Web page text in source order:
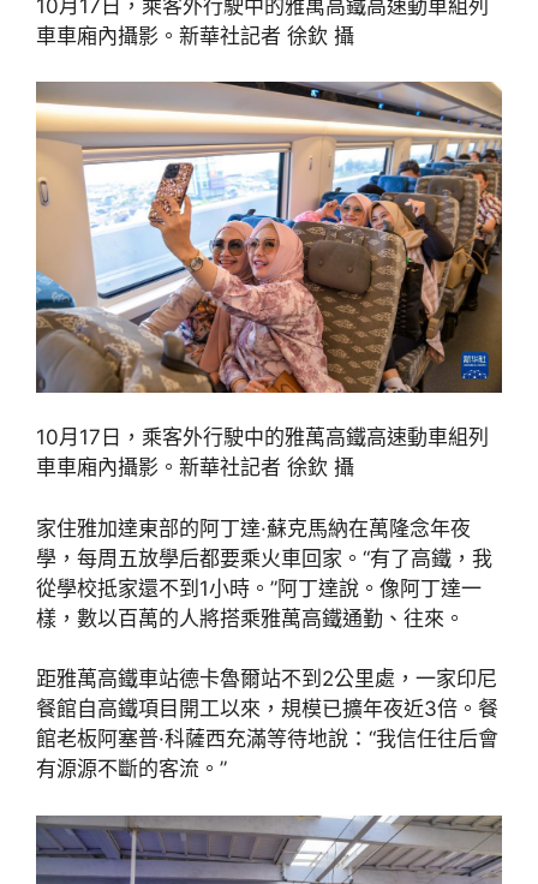
10月17日，乘客外行駛中的雅萬高鐵高速動車組列
車車廂內攝影。新華社記者 徐欽 攝
10月17日，乘客外行駛中的雅萬高鐵高速動車組列
車車廂內攝影。新華社記者 徐欽 攝
家住雅加達東部的阿丁達·蘇克馬納在萬隆念年夜
學，每周五放學后都要乘火車回家。“有了高鐵，我
從學校抵家還不到1小時。”阿丁達說。像阿丁達一
樣，數以百萬的人將搭乘雅萬高鐵通勤、往來。
距雅萬高鐵車站德卡魯爾站不到2公里處，一家印尼
餐館自高鐵項目開工以來，規模已擴年夜近3倍。餐
館老板阿塞普·科薩西充滿等待地說：“我信任往后會
有源源不斷的客流。”